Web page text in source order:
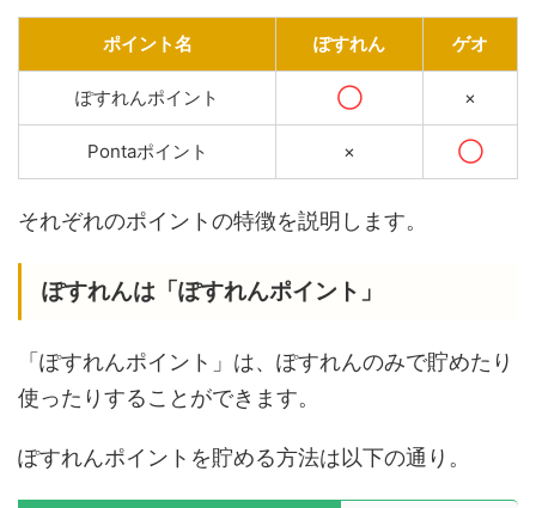
ポイント名 ぽすれん ゲオ
ぽすれんポイント ◯ ×
Pontaポイント × ◯
それぞれのポイントの特徴を説明します。
ぽすれんは「ぽすれんポイント」
「ぽすれんポイント」は、ぽすれんのみで貯めたり
使ったりすることができます。
ぽすれんポイントを貯める方法は以下の通り。